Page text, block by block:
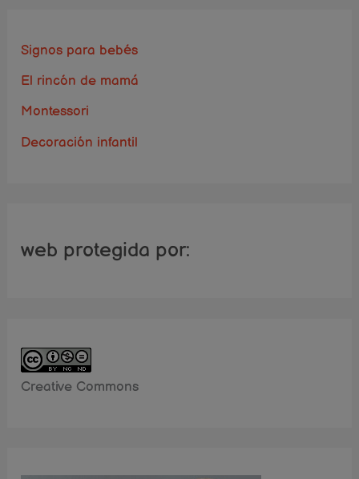
Signos para bebés
El rincón de mamá
Montessori
Decoración infantil
web protegida por:
Creative Commons